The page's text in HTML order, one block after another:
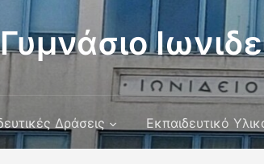
Δράσεις Εκπαιδευτικό